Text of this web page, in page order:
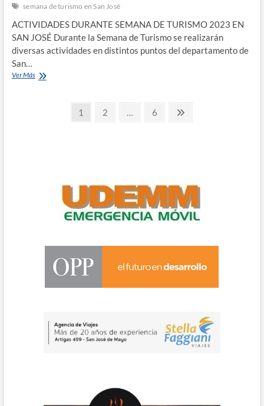
semana de turismo en San José
ACTIVIDADES DURANTE SEMANA DE TURISMO 2023 EN
SAN JOSÉ Durante la Semana de Turismo se realizarán
diversas actividades en distintos puntos del departamento de
San…
Ver MásSemana
NavegaciónPage
1 Page
2 … Page
6